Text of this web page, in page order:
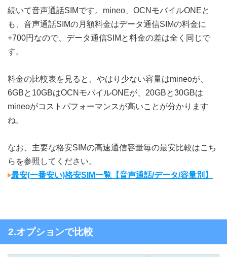
続いて音声通話SIMです。mineo、OCNモバイルONEと
も、音声通話SIMの月額料金はデータ通信SIMの料金に
+700円なので、データ通信SIMと料金の差は全く同じで
す。
料金の比較表を見ると、やはり少ない容量はmineoが、
6GBと10GBはOCNモバイルONEが、20GBと30GBは
mineoがコストパフォーマンスが高いことが分かります
ね。
なお、主要な格安SIMの高速通信容量毎の最安比較はこち
らを参照してください。
最安(一番安い)格安SIM一覧【音声通話/データ/容量別】
2.オプションで比較